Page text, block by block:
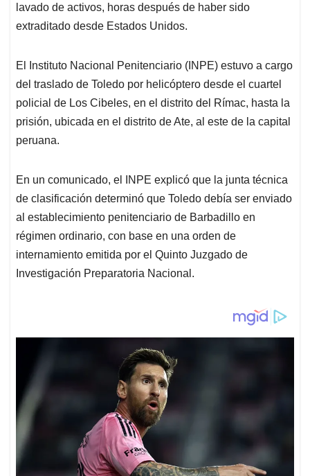
lavado de activos, horas después de haber sido
extraditado desde Estados Unidos.
El Instituto Nacional Penitenciario (INPE) estuvo a cargo
del traslado de Toledo por helicóptero desde el cuartel
policial de Los Cibeles, en el distrito del Rímac, hasta la
prisión, ubicada en el distrito de Ate, al este de la capital
peruana.
En un comunicado, el INPE explicó que la junta técnica
de clasificación determinó que Toledo debía ser enviado
al establecimiento penitenciario de Barbadillo en
régimen ordinario, con base en una orden de
internamiento emitida por el Quinto Juzgado de
Investigación Preparatoria Nacional.